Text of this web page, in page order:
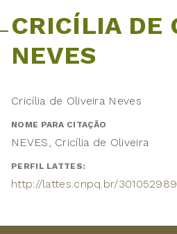
CRICÍLIA DE
NEVES
Cricília de Oliveira Neves
NOME PARA CITAÇÃO
NEVES, Cricília de Oliveira
PERFIL LATTES:
http://lattes.cnpq.br/